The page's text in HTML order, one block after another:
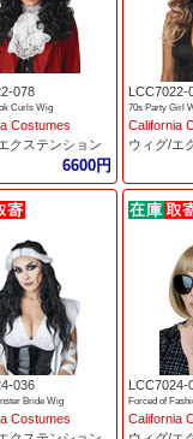
078
Curls Wig
Costumes
クステンション
6600円
LCC7022-
70s Party Girl
California
ウィグ/エ
036
Bride Wig
Costumes
LCC7024-
Forced of
California